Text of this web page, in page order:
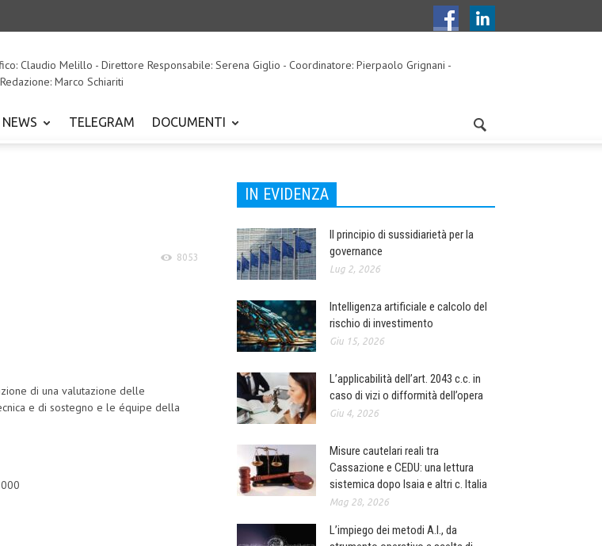
Claudio Melillo - Direttore Responsabile: Serena Giglio - Coordinatore: Pierpaolo Grignani -
Marco Schiariti
NEWS TELEGRAM DOCUMENTI
8053
di una valutazione delle
e di sostegno e le équipe della
IN EVIDENZA
Il principio di sussidiarietà per la
governance
Lug 2, 2026
Intelligenza artificiale e calcolo del
rischio di investimento
Giu 15, 2026
L’applicabilità dell’art. 2043 c.c. in
caso di vizi o difformità dell’opera
Giu 4, 2026
Misure cautelari reali tra
Cassazione e CEDU: una lettura
sistemica dopo Isaia e altri c. Italia
Mag 28, 2026
L’impiego dei metodi A.I., da